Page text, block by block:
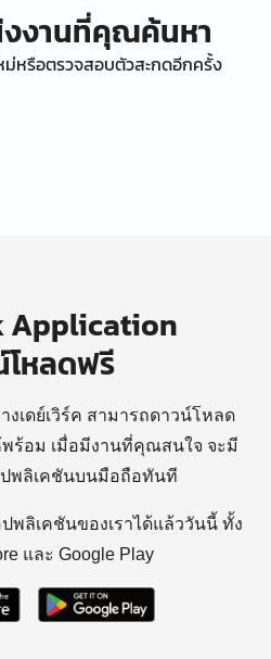
งานที่คุณค้นหา
ม่หรือตรวจสอบตัวสะกดอีกครั้ง
Application
โหลดฟรี
เดย์เวิร์ค สามารถดาวน์โหลด
พร้อม เมื่อมีงานที่คุณสนใจ จะมี
ปพลิเคชันบนมือถือทันที
พลิเคชันของเราได้แล้ววันนี้ ทั้ง
และ Google Play